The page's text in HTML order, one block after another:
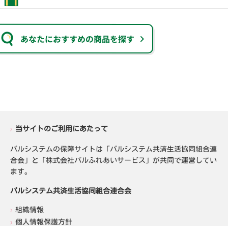
あなたにおすすめの商品を探す
当サイトのご利用にあたって
パルシステムの保障サイトは「パルシステム共済生活協同組合連
合会」と「株式会社パルふれあいサービス」が共同で運営してい
ます。
パルシステム共済生活協同組合連合会
組織情報
個人情報保護方針